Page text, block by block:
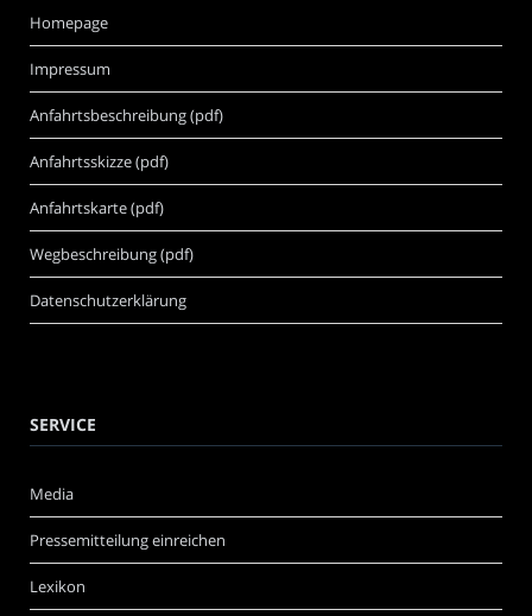
Homepage
Impressum
Anfahrtsbeschreibung (pdf)
Anfahrtsskizze (pdf)
Anfahrtskarte (pdf)
Wegbeschreibung (pdf)
Datenschutzerklärung
SERVICE
Media
Pressemitteilung einreichen
Lexikon